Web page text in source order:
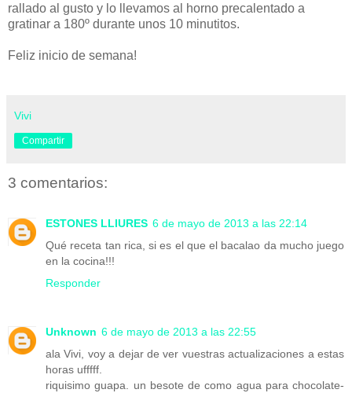
rallado al gusto y lo llevamos al horno precalentado a
gratinar a 180º durante unos 10 minutitos.
Feliz inicio de semana!
Vivi
Compartir
3 comentarios:
ESTONES LLIURES 6 de mayo de 2013 a las 22:14
Qué receta tan rica, si es el que el bacalao da mucho juego
en la cocina!!!
Responder
Unknown 6 de mayo de 2013 a las 22:55
ala Vivi, voy a dejar de ver vuestras actualizaciones a estas
horas ufffff.
riquisimo guapa. un besote de como agua para chocolate-